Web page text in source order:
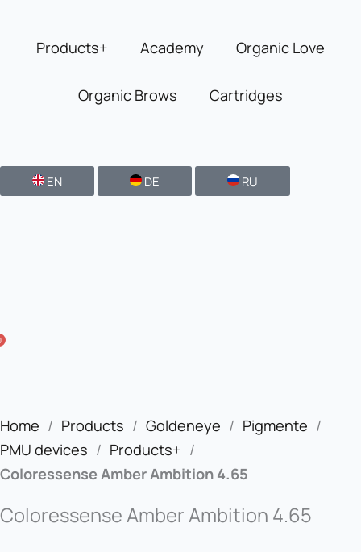
content
Products+ Academy Organic Love
Organic Brows Cartridges
EN DE RU
Home / Products / Goldeneye / Pigmente /
PMU devices / Products+ /
Coloressense Amber Ambition 4.65
Coloressense Amber Ambition 4.65